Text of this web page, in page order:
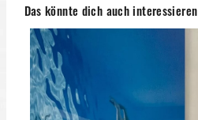
Das könnte dich auch interessieren